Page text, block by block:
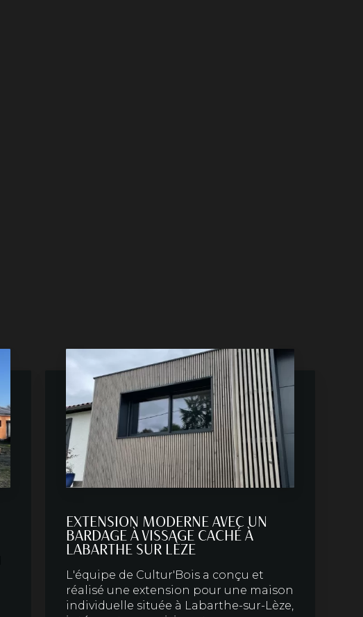
EXTENSION MODERNE AVEC UN
BARDAGE À VISSAGE CACHÉ À
LABARTHE SUR LÈZE
L'équipe de Cultur'Bois a conçu et
réalisé une extension pour une maison
individuelle située à Labarthe-sur-Lèze,